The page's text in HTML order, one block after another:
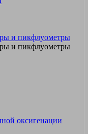
и пикфлуометры
и пикфлуометры
оксигенации